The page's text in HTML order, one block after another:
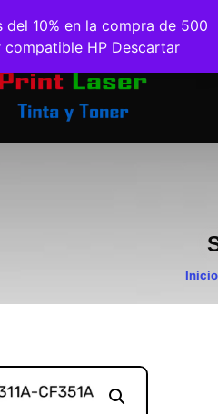
10% en la compra de 500
compatible HP Descartar
Inicio